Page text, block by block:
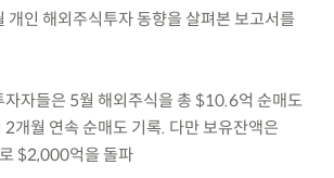
개인 해외주식투자 동향을 살펴본 보고서를
자들은 5월 해외주식을 총 $10.6억 순매도
개월 연속 순매도 기록. 다만 보유잔액은
$2,000억을 돌파